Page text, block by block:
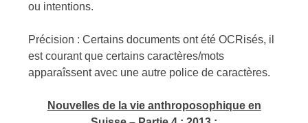
ou intentions.
Précision : Certains documents ont été OCRisés, il
est courant que certains caractères/mots
apparaîssent avec une autre police de caractères.
Nouvelles de la vie anthroposophique en